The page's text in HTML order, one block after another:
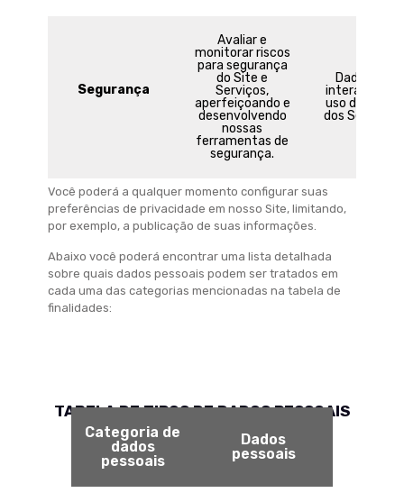
Segurança
Avaliar e
monitorar riscos
para segurança
do Site e
Serviços,
aperfeiçoando e
desenvolvendo
nossas
ferramentas de
segurança.
Dados de
interações e
uso do site e
dos Serviços.
Você poderá a qualquer momento configurar suas
preferências de privacidade em nosso Site, limitando,
por exemplo, a publicação de suas informações.
Abaixo você poderá encontrar uma lista detalhada
sobre quais dados pessoais podem ser tratados em
cada uma das categorias mencionadas na tabela de
finalidades:
TABELA DE TIPOS DE DADOS PESSOAIS
Categoria de
dados
pessoais
Dados
pessoais